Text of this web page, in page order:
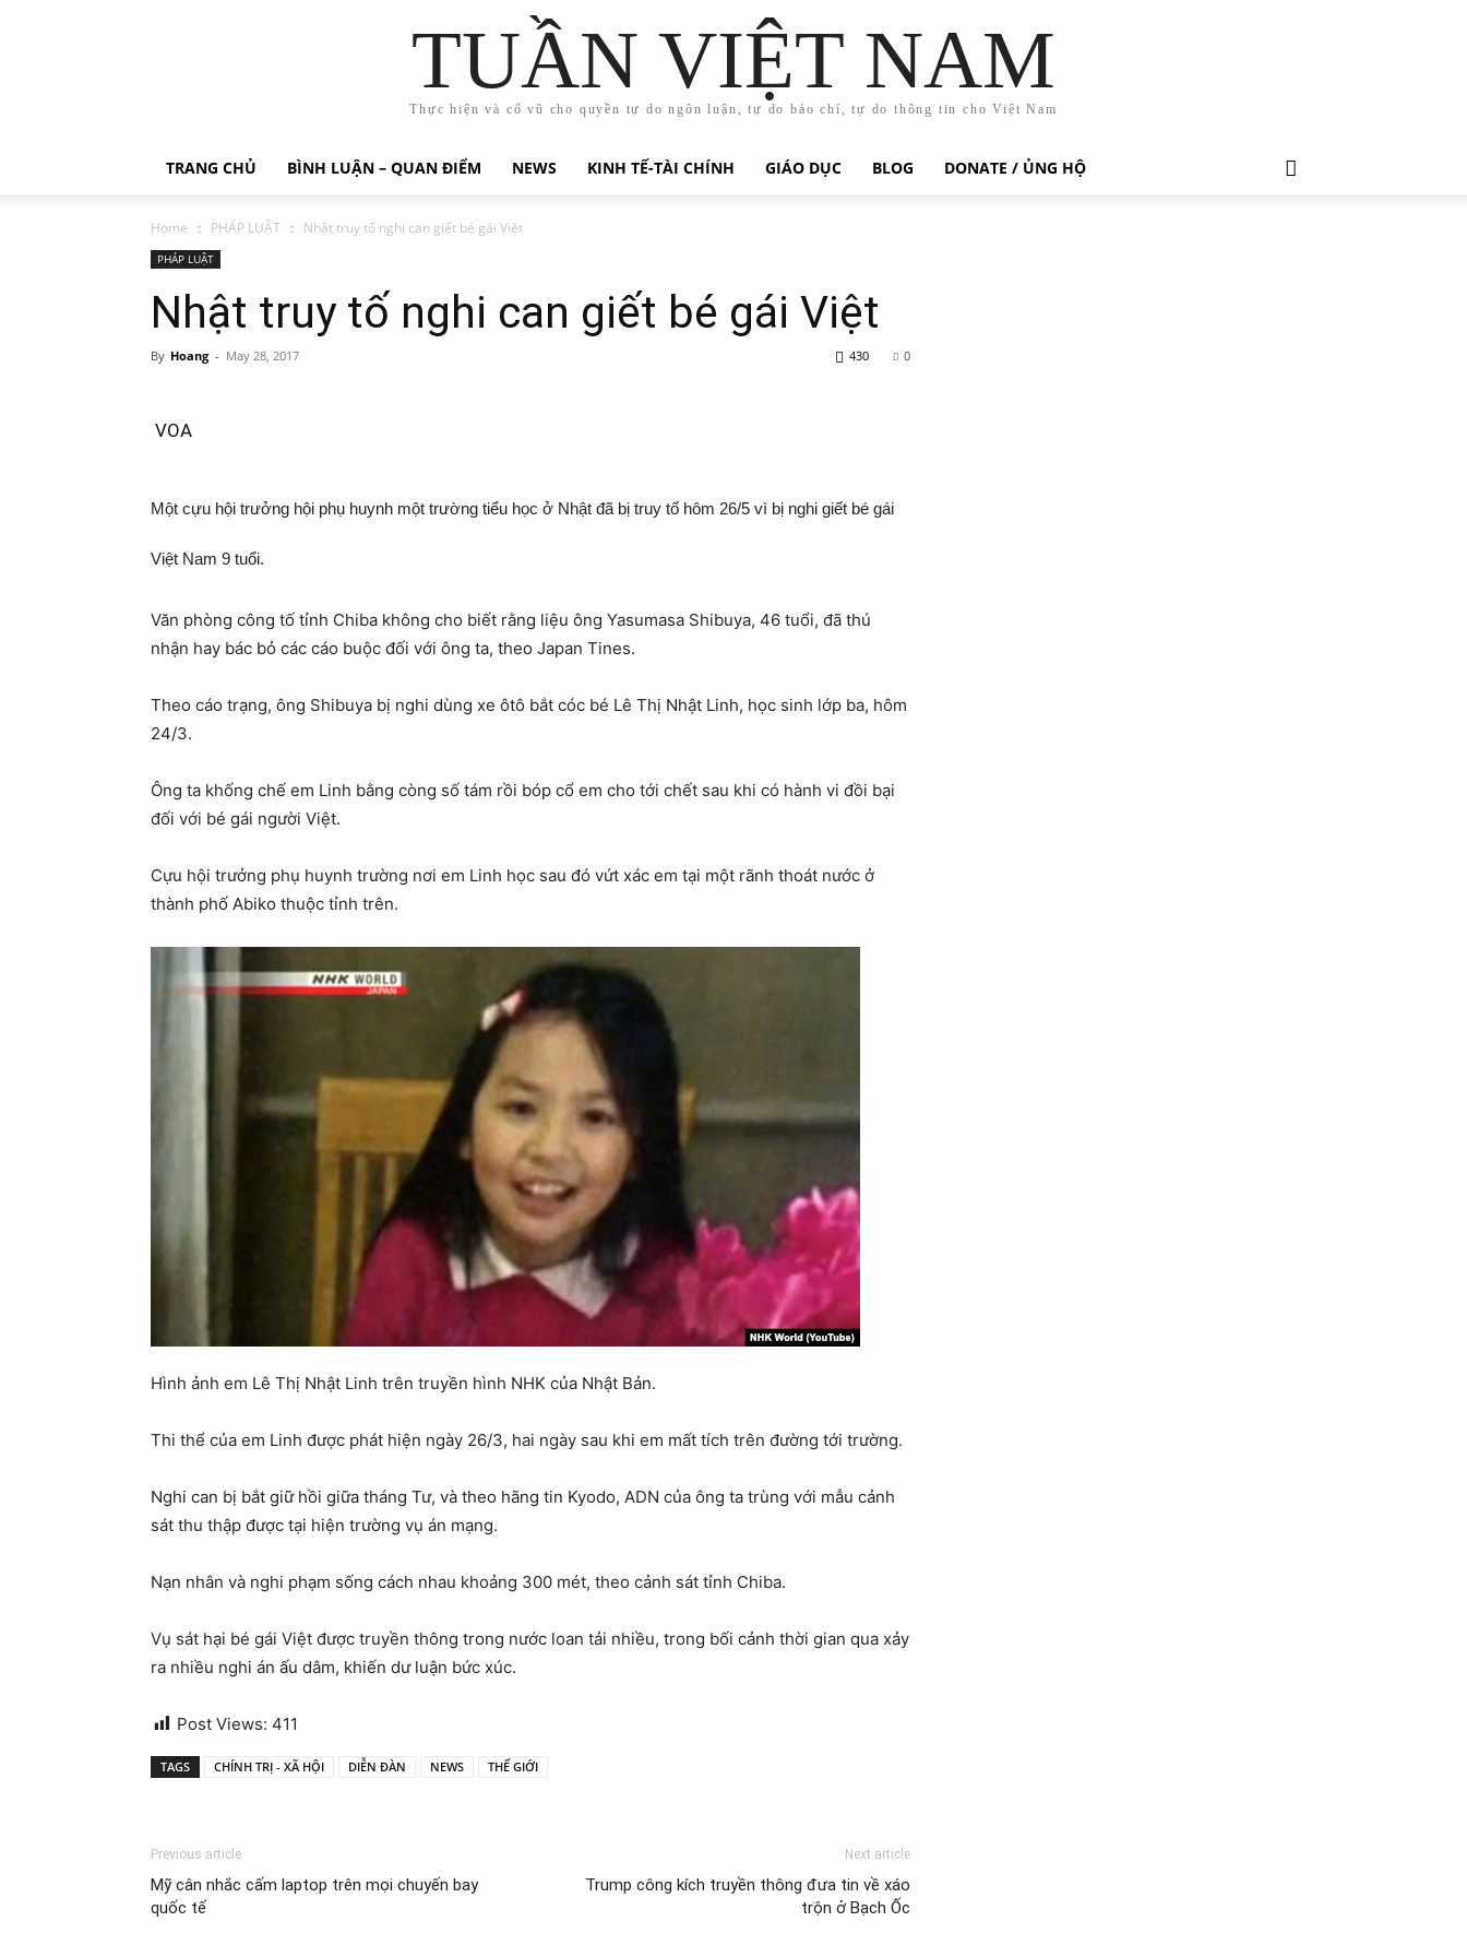
TUẦN VIỆT NAM
Thực hiện và cổ vũ cho quyền tự do ngôn luận, tự do báo chí, tự do thông tin cho Việt Nam
TRANG CHỦ BÌNH LUẬN – QUAN ĐIỂM NEWS KINH TẾ-TÀI CHÍNH GIÁO DỤC BLOG DONATE / ỦNG HỘ
Home PHÁP LUẬT Nhật truy tố nghi can giết bé gái Việt
PHÁP LUẬT
Nhật truy tố nghi can giết bé gái Việt
By Hoang - May 28, 2017 0
430
VOA
Một cựu hội trưởng hội phụ huynh một trường tiểu học ở Nhật đã bị truy tố hôm 26/5 vì bị nghi giết bé gái
Việt Nam 9 tuổi.
Văn phòng công tố tỉnh Chiba không cho biết rằng liệu ông Yasumasa Shibuya, 46 tuổi, đã thú
nhận hay bác bỏ các cáo buộc đối với ông ta, theo Japan Tines.
Theo cáo trạng, ông Shibuya bị nghi dùng xe ôtô bắt cóc bé Lê Thị Nhật Linh, học sinh lớp ba, hôm
24/3.
Ông ta khống chế em Linh bằng còng số tám rồi bóp cổ em cho tới chết sau khi có hành vi đồi bại
đối với bé gái người Việt.
Cựu hội trưởng phụ huynh trường nơi em Linh học sau đó vứt xác em tại một rãnh thoát nước ở
thành phố Abiko thuộc tỉnh trên.
Hình ảnh em Lê Thị Nhật Linh trên truyền hình NHK của Nhật Bản.
Thi thể của em Linh được phát hiện ngày 26/3, hai ngày sau khi em mất tích trên đường tới trường.
Nghi can bị bắt giữ hồi giữa tháng Tư, và theo hãng tin Kyodo, ADN của ông ta trùng với mẫu cảnh
sát thu thập được tại hiện trường vụ án mạng.
Nạn nhân và nghi phạm sống cách nhau khoảng 300 mét, theo cảnh sát tỉnh Chiba.
Vụ sát hại bé gái Việt được truyền thông trong nước loan tải nhiều, trong bối cảnh thời gian qua xảy
ra nhiều nghi án ấu dâm, khiến dư luận bức xúc.
Post Views: 411
TAGS CHÍNH TRỊ - XÃ HỘI DIỄN ĐÀN NEWS THẾ GIỚI
Previous article
Mỹ cân nhắc cấm laptop trên mọi chuyến bay
quốc tế
Next article
Trump công kích truyền thông đưa tin về xáo
trộn ở Bạch Ốc